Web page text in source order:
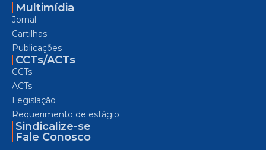
Multimídia
Jornal
Cartilhas
Publicações
CCTs/ACTs
CCTs
ACTs
Legislação
Requerimento de estágio
Sindicalize-se
Fale Conosco